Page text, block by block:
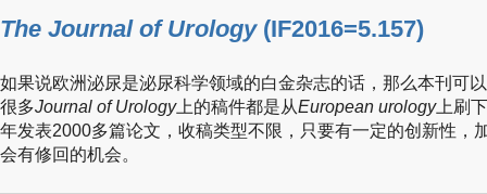
The Journal of Urology(IF2016=5.157)
如果说欧洲泌尿是泌尿科学领域的白金杂志的话，那么本刊可
很多Journal of Urology上的稿件都是从European urology上刷
年发表2000多篇论文，收稿类型不限，只要有一定的创新性，
会有修回的机会。